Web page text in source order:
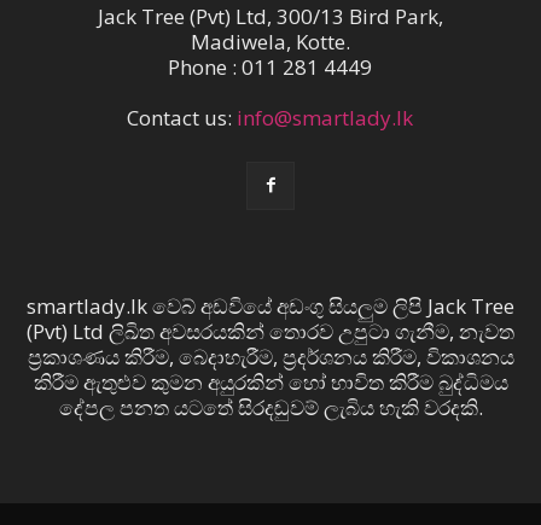
Jack Tree (Pvt) Ltd, 300/13 Bird Park,
Madiwela, Kotte.
Phone : 011 281 4449
Contact us: info@smartlady.lk
smartlady.lk වෙබ් අඩවියේ අඩංගු සියලුම ලිපි Jack Tree
(Pvt) Ltd ලිඛිත අවසරයකින් තොරව උපුටා ගැනීම, නැවත
ප්‍රකාශණය කිරීම, බෙදාහැරීම, ප්‍රදර්ශනය කිරීම, විකාශනය
කිරීම ඇතුළුව කුමන අයුරකින් හෝ භාවිත කිරීම බුද්ධිමය
දේපල පනත යටතේ සිරදඬුවම් ලැබිය හැකි වරදකි.